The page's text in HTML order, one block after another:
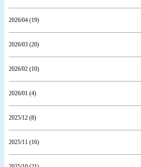
2026/04 (19)
2026/03 (20)
2026/02 (10)
2026/01 (4)
2025/12 (8)
2025/11 (16)